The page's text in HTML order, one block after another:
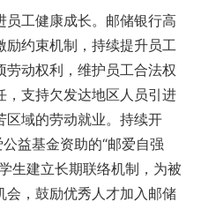
工健康成长。邮储银行高
励约束机制，持续提升员工
动权利，维护员工合法权
，支持欠发达地区人员引进
区域的劳动就业。持续开
益基金资助的“邮爱自强
生建立长期联络机制，为被
会，鼓励优秀人才加入邮储